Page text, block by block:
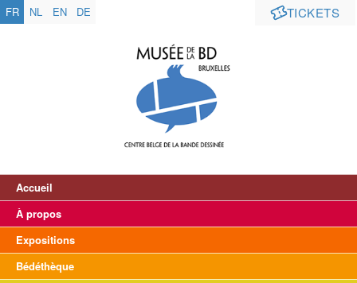
TICKETS
FR NL EN DE
Accueil
À propos
Expositions
Bédéthèque